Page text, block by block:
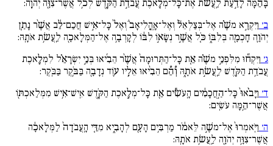
בָּהֵ֔מָּה לָדַ֣עַת לַֽעֲשׂ֔ת אֶת־כָּל־מְלֶ֖אכֶת עֲבֹדַ֣ת הַקֹּ֑דֶשׁ לְכֹ֥ל אֲשֶׁר־צִוָּ֖ה יְהֹוָֽה:
ב׳ וַיִּקְרָ֣א משֶׁ֗ה אֶל־בְּצַלְאֵל֘ וְאֶל־אָֽהֳלִיאָב֒ וְאֶל֙ כָּל־אִ֣ישׁ חֲכַם־לֵ֔ב אֲשֶׁ֨ר נָתַ֧ן
יְהֹוָ֛ה חָכְמָ֖ה בְּלִבּ֑וֹ כֹּ֚ל אֲשֶׁ֣ר נְשָׂא֣וֹ לִבּ֔וֹ לְקָרְבָ֥ה אֶל־הַמְּלָאכָ֖ה לַֽעֲשׂ֥ת אֹתָֽהּ:
ג׳ וַיִּקְח֞וּ מִלִּפְנֵ֣י משֶׁ֗ה אֵ֤ת כָּל־הַתְּרוּמָה֙ אֲשֶׁ֨ר הֵבִ֜יאוּ בְּנֵ֣י יִשְׂרָאֵ֗ל לִמְלֶ֛אכֶת
עֲבֹדַ֥ת הַקֹּ֖דֶשׁ לַֽעֲשׂ֣ת אֹתָ֑הּ וְ֠הֵ֠ם הֵבִ֨יאוּ אֵלָ֥יו ע֛וֹד נְדָבָ֖ה בַּבֹּ֥קֶר בַּבֹּֽקֶר:
ד׳ וַיָּבֹ֨אוּ֙ כָּל־הַ֣חֲכָמִ֔ים הָֽעֹשִׂ֕ים אֵ֖ת כָּל־מְלֶ֣אכֶת הַקֹּ֑דֶשׁ אִֽישׁ־אִ֥ישׁ מִמְּלַאכְתּ֖וֹ
אֲשֶׁר־הֵ֥מָּה עֹשִֽׂים:
ה׳ וַיֹּֽאמְרוּ֙ אֶל־משֶׁ֣ה לֵּאמֹ֔ר מַרְבִּ֥ים הָעָ֖ם לְהָבִ֑יא מִדֵּ֤י הָֽעֲבֹדָה֙ לַמְּלָאכָ֔ה
אֲשֶׁר־צִוָּ֥ה יְהֹוָ֖ה לַֽעֲשׂ֥ת אֹתָֽהּ: